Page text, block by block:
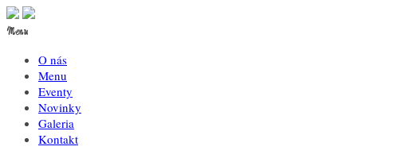
Menu
O nás
Menu
Eventy
Novinky
Galeria
Kontakt